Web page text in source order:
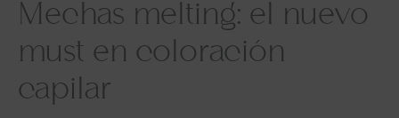
Mechas melting: el nuevo
must en coloración
capilar